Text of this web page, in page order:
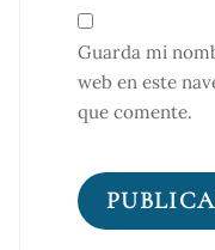
Guarda mi
web en este
que comente.